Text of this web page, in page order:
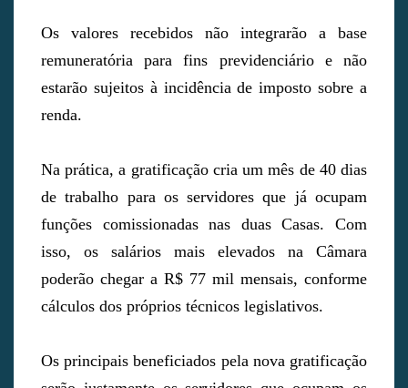
Os valores recebidos não integrarão a base
remuneratória para fins previdenciário e não
estarão sujeitos à incidência de imposto sobre a
renda.
Na prática, a gratificação cria um mês de 40 dias
de trabalho para os servidores que já ocupam
funções comissionadas nas duas Casas. Com
isso, os salários mais elevados na Câmara
poderão chegar a R$ 77 mil mensais, conforme
cálculos dos próprios técnicos legislativos.
Os principais beneficiados pela nova gratificação